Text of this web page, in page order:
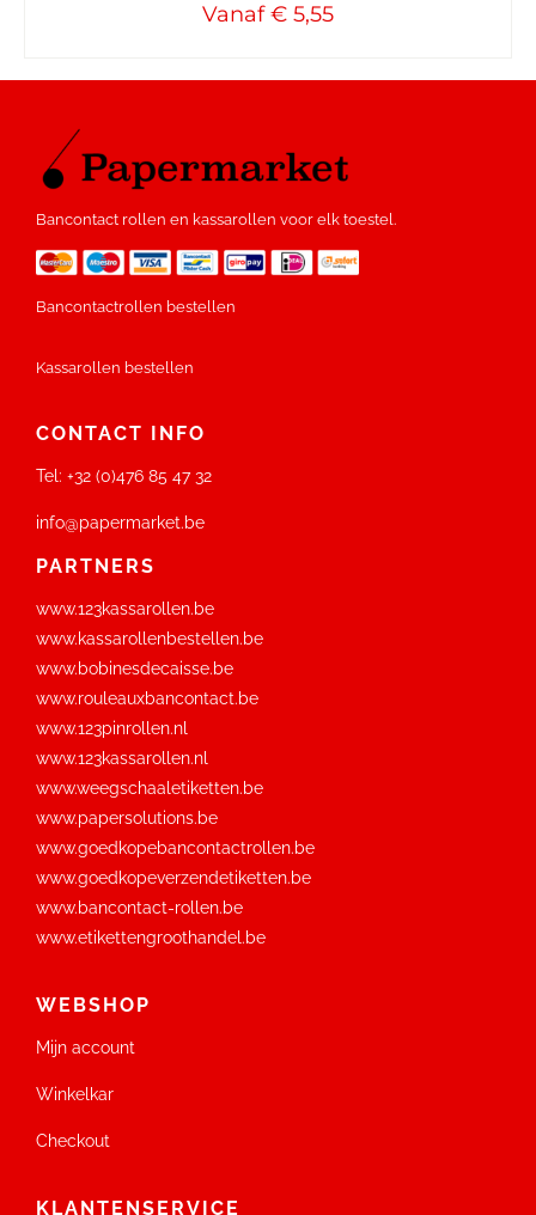
Vanaf € 5,55
Bancontact rollen en kassarollen voor elk toestel.
Bancontactrollen bestellen
Kassarollen bestellen
CONTACT INFO
Tel: +32 (0)476 85 47 32
info@papermarket.be
PARTNERS
www.123kassarollen.be
www.kassarollenbestellen.be
www.bobinesdecaisse.be
www.rouleauxbancontact.be
www.123pinrollen.nl
www.123kassarollen.nl
www.weegschaaletiketten.be
www.papersolutions.be
www.goedkopebancontactrollen.be
www.goedkopeverzendetiketten.be
www.bancontact-rollen.be
www.etikettengroothandel.be
WEBSHOP
Mijn account
Winkelkar
Checkout
KLANTENSERVICE